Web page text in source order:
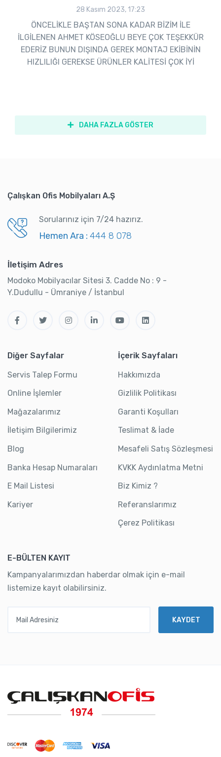
28 Kasım 2023, 17:23
ÖNCELİKLE BAŞTAN SONA KADAR BİZİM İLE
İLGİLENEN AHMET KÖSEOĞLU BEYE ÇOK TEŞEKKÜR
EDERİZ BUNUN DIŞINDA GEREK MONTAJ EKİBİNİN
HIZLILIĞI GEREKSE ÜRÜNLER KALİTESİ ÇOK İYİ
DAHA FAZLA GÖSTER
Çalışkan Ofis Mobilyaları A.Ş
Sorularınız için 7/24 hazırız.
Hemen Ara : 444 8 078
İletişim Adres
Modoko Mobilyacılar Sitesi 3. Cadde No : 9 -
Y.Dudullu - Ümraniye / İstanbul
Diğer Sayfalar
Servis Talep Formu
Online İşlemler
Mağazalarımız
İletişim Bilgilerimiz
Blog
Banka Hesap Numaraları
E Mail Listesi
Kariyer
İçerik Sayfaları
Hakkımızda
Gizlilik Politikası
Garanti Koşulları
Teslimat & İade
Mesafeli Satış Sözleşmesi
KVKK Aydınlatma Metni
Biz Kimiz ?
Referanslarımız
Çerez Politikası
E-BÜLTEN KAYIT
Kampanyalarımızdan haberdar olmak için e-mail
listemize kayıt olabilirsiniz.
KAYDET